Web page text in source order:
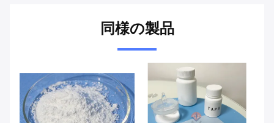
同様の製品